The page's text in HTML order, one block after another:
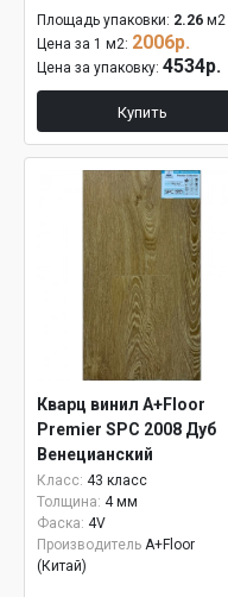
Площадь упаковки: 2.26 м2
Цена за 1 м2: 2006р.
Цена за упаковку: 4534р.
Купить
Кварц винил A+Floor
Premier SPC 2008 Дуб
Венецианский
Класс: 43 класс
Толщина: 4 мм
Фаска: 4V
Производитель A+Floor
(Китай)